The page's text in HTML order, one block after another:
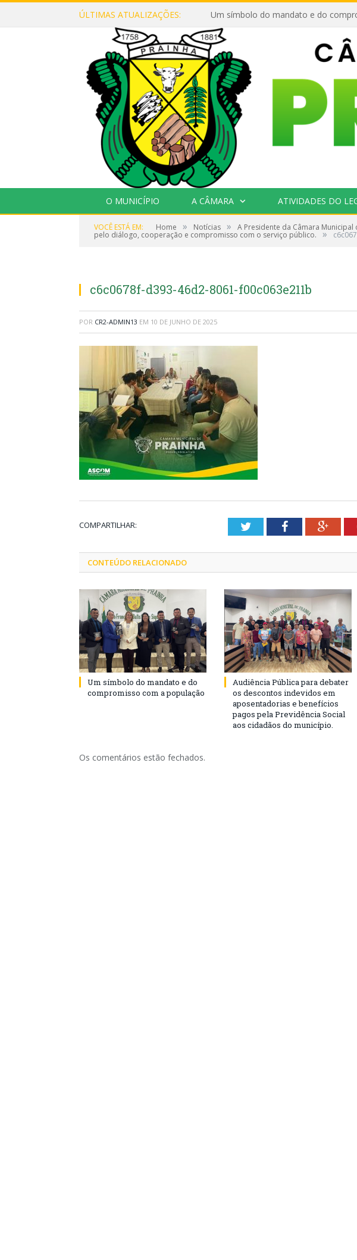
ÚLTIMAS ATUALIZAÇÕES: Um símbolo do mandato e do
O MUNICÍPIO A CÂMARA ATIVIDADES DO
VOCÊ ESTÁ EM: Home » Notícias » A Presidente da Câmara
pelo diálogo, cooperação e compromisso com o serviço público. »
c6c0678f-d393-46d2-8061-f00c063e211b
POR CR2-ADMIN13 EM 10 DE JUNHO DE 2025
COMPARTILHAR: TwitterFacebook
CONTEÚDO RELACIONADO
Um símbolo do mandato e do
compromisso com a população
Audiência Pública para debater
os descontos indevidos em
aposentadorias e benefícios
pagos pela Previdência Social
aos cidadãos do município.
Os comentários estão fechados.